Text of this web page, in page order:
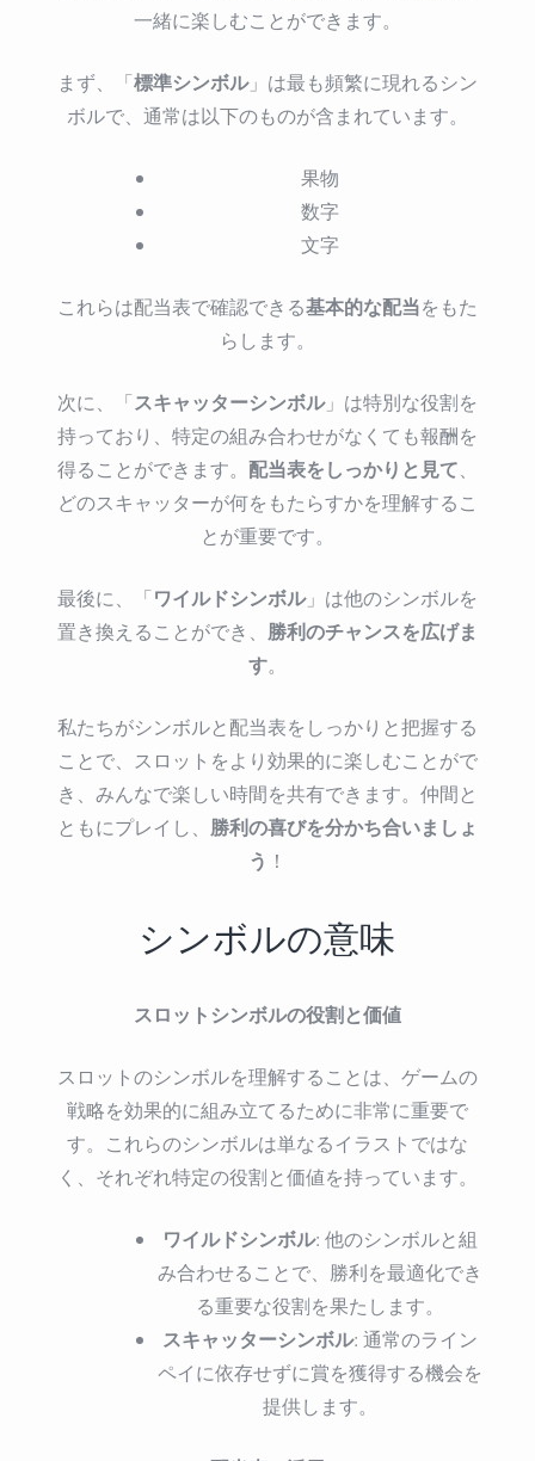
一緒に楽しむことができます。
まず、「標準シンボル」は最も頻繁に現れるシン
ボルで、通常は以下のものが含まれています。
果物
数字
文字
これらは配当表で確認できる基本的な配当をもた
らします。
次に、「スキャッターシンボル」は特別な役割を
持っており、特定の組み合わせがなくても報酬を
得ることができます。 配当表をしっかりと見て
どのスキャッターが何をもたらすかを理解するこ
とが重要です。
最後に、「ワイルドシンボル」は他のシンボルを
置き換えることができ、 勝利のチャンスを広げま
す。
私たちがシンボルと配当表をしっかりと把握する
ことで、スロットをより効果的に楽しむことがで
き、みんなで楽しい時間を共有できます。仲間と
ともにプレイし、 勝利の喜びを分かち合いましょ
う ！
シンボルの意味
スロットシンボルの役割と価値
スロットのシンボルを理解することは、ゲームの
戦略を効果的に組み立てるために非常に重要で
す。これらのシンボルは単なるイラストではな
く、それぞれ特定の役割と価値を持っています。
ワイルドシンボル: 他のシンボルと組
み合わせることで、勝利を最適化でき
る重要な役割を果たします。
スキャッターシンボル: 通常のライン
ペイに依存せずに賞を獲得する機会を
提供します。